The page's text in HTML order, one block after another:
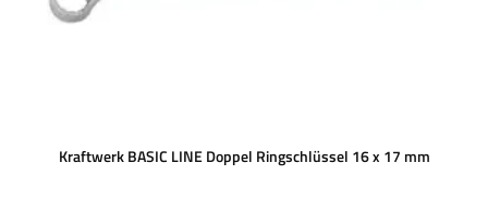
Kraftwerk BASIC LINE Doppel Ringschlüssel 16 x 17 mm